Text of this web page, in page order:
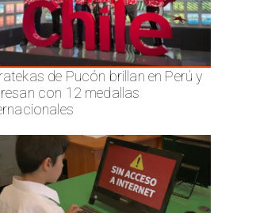
de Pucón brillan en Perú y
con 12 medallas